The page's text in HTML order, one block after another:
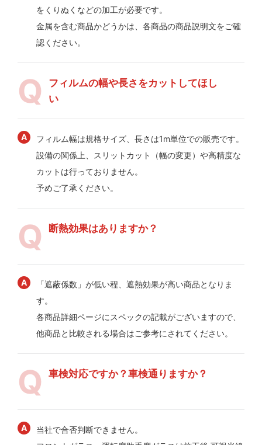
をくりぬくなどの加工が必要です。
金属を含む商品かどうかは、各商品の商品説明文をご確
認ください。
フィルムの幅や長さをカットしてほし
い
フィルム幅は規格サイズ、長さは1m単位での販売です。
設備の関係上、スリットカット（幅の変更）や高精度な
カットは行っておりません。
予めご了承ください。
断熱効果はありますか？
「遮蔽係数」が低い程、遮熱効果が高い商品となりま
す。
各商品詳細ページにスペックの記載がございますので、
他商品と比較される場合はご参考にされてください。
車検対応ですか？車検通りますか？
当社で合否判断できません。